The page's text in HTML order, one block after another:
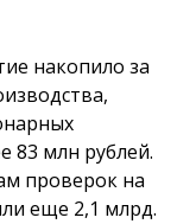
накопило за
83 млн рублей.
проверок на
еще 2,1 млрд.